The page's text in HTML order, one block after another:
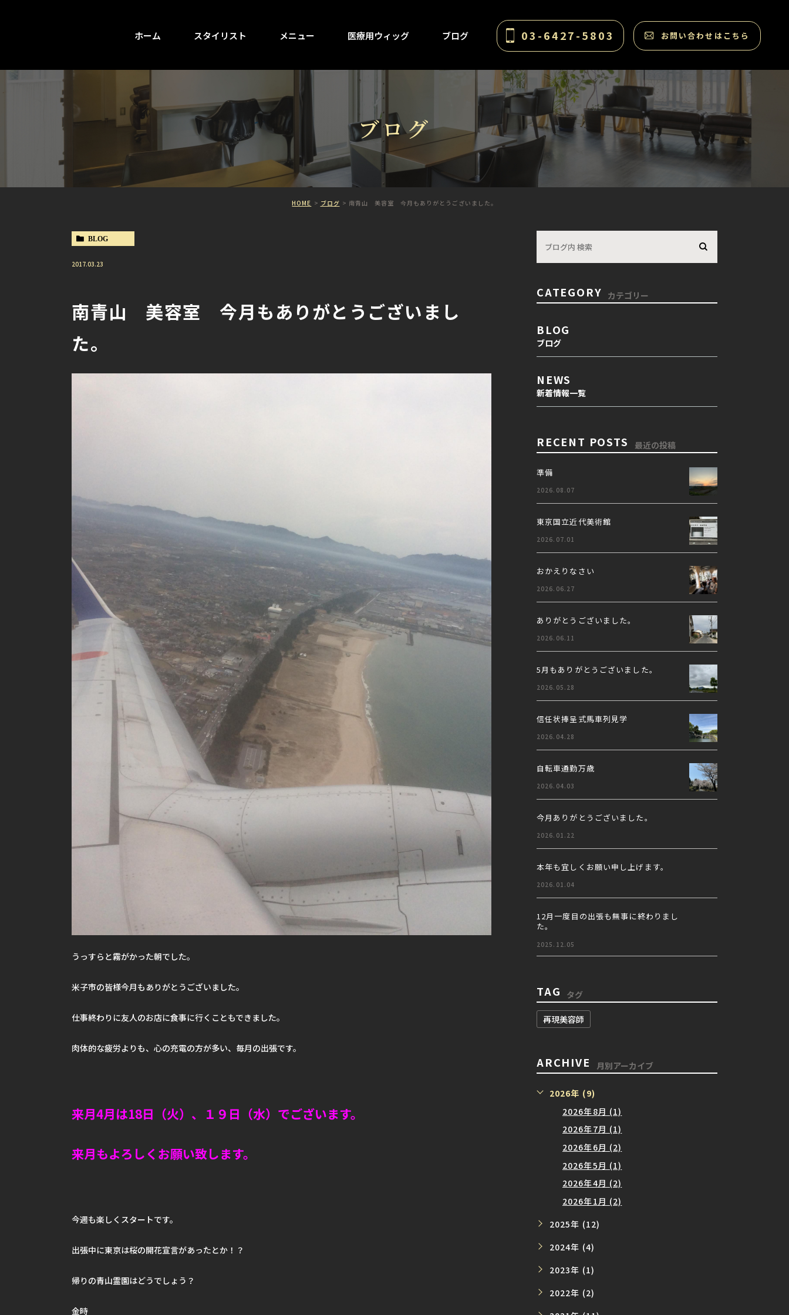
ホーム スタイリスト メニュー 医療用ウィッグ ブログ 03-6427-5803 お問い合わせはこちら
ブログ
HOME ブログ 南青山 美容室 今月もありがとうございました。
BLOG
2017.03.23
南青山 美容室 今月もありがとうございまし
た。
うっすらと霧がかった朝でした。
米子市の皆様今月もありがとうございました。
仕事終わりに友人のお店に食事に行くこともできました。
肉体的な疲労よりも、心の充電の方が多い、毎月の出張です。
来月4月は18日（火）、１９日（水）でございます。
来月もよろしくお願い致します。
今週も楽しくスタートです。
出張中に東京は桜の開花宣言があったとか！？
帰りの青山霊園はどうでしょう？
金時
CATEGORY カテゴリー
BLOG
ブログ
NEWS
新着情報一覧
RECENT POSTS 最近の投稿
準備
2026.08.07
東京国立近代美術館
2026.07.01
おかえりなさい
2026.06.27
ありがとうございました。
2026.06.11
5月もありがとうございました。
2026.05.28
信任状捧呈式馬車列見学
2026.04.28
自転車通勤万歳
2026.04.03
今月ありがとうございました。
2026.01.22
本年も宜しくお願い申し上げます。
2026.01.04
12月一度目の出張も無事に終わりまし
た。
2025.12.05
TAG タグ
再現美容師
ARCHIVE 月別アーカイブ
2026年 (9)
2026年8月 (1)
2026年7月 (1)
2026年6月 (2)
2026年5月 (1)
2026年4月 (2)
2026年1月 (2)
2025年 (12)
2024年 (4)
2023年 (1)
2022年 (2)